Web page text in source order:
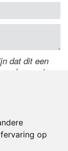
op
dat dit een
over in